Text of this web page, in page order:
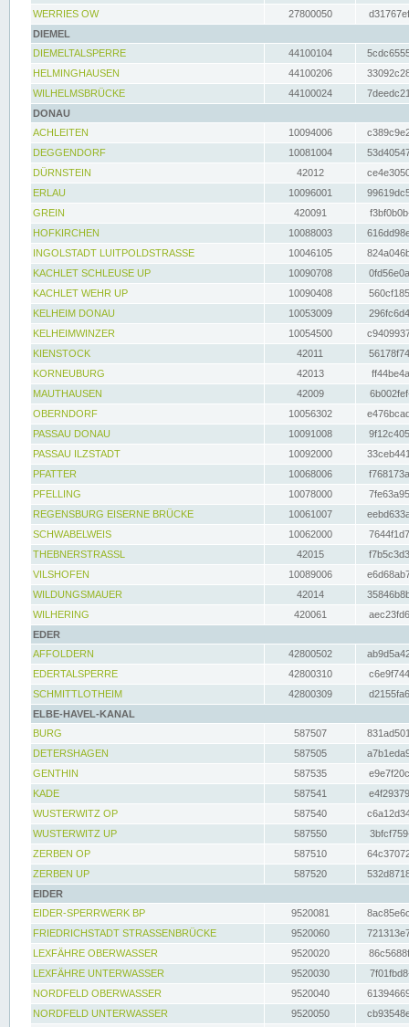
WERRIES OW
27800050
DIEMEL
DIEMELTALSPERRE
44100104
HELMINGHAUSEN
44100206
WILHELMSBRÜCKE
44100024
DONAU
ACHLEITEN
10094006
DEGGENDORF
10081004
DÜRNSTEIN
42012
ERLAU
10096001
GREIN
420091
HOFKIRCHEN
10088003
INGOLSTADT LUITPOLDSTRASSE
10046105
KACHLET SCHLEUSE UP
10090708
KACHLET WEHR UP
10090408
KELHEIM DONAU
10053009
KELHEIMWINZER
10054500
KIENSTOCK
42011
KORNEUBURG
42013
MAUTHAUSEN
42009
OBERNDORF
10056302
PASSAU DONAU
10091008
PASSAU ILZSTADT
10092000
PFATTER
10068006
PFELLING
10078000
REGENSBURG EISERNE BRÜCKE
10061007
SCHWABELWEIS
10062000
THEBNERSTRASSL
42015
VILSHOFEN
10089006
WILDUNGSMAUER
42014
WILHERING
420061
EDER
AFFOLDERN
42800502
EDERTALSPERRE
42800310
SCHMITTLOTHEIM
42800309
ELBE-HAVEL-KANAL
BURG
587507
DETERSHAGEN
587505
GENTHIN
587535
KADE
587541
WUSTERWITZ OP
587540
WUSTERWITZ UP
587550
ZERBEN OP
587510
ZERBEN UP
587520
EIDER
EIDER-SPERRWERK BP
9520081
FRIEDRICHSTADT STRASSENBRÜCKE
9520060
LEXFÄHRE OBERWASSER
9520020
LEXFÄHRE UNTERWASSER
9520030
NORDFELD OBERWASSER
9520040
NORDFELD UNTERWASSER
9520050